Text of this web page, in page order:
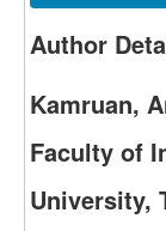
Author
Kamruan,
Faculty of
University,